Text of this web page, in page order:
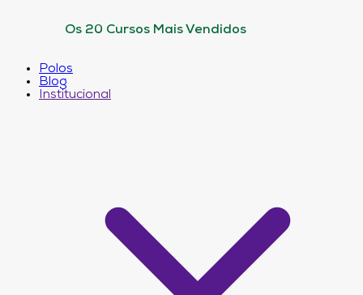
Os 20 Cursos Mais Vendidos
Polos
Blog
Institucional